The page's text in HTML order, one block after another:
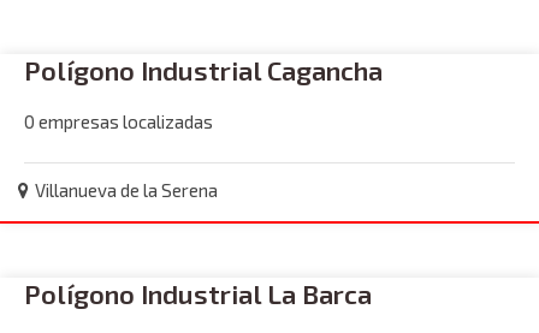
Polígono Industrial Cagancha
0 empresas localizadas
Villanueva de la Serena
Polígono Industrial La Barca